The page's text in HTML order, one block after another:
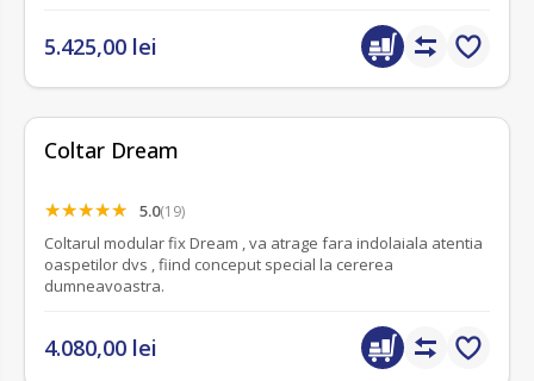
5.425,00 lei
Coltar Dream
5.0(19)
Coltarul modular fix Dream , va atrage fara indolaiala atentia
oaspetilor dvs , fiind conceput special la cererea
dumneavoastra.
4.080,00 lei